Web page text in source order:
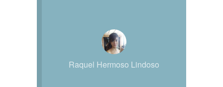
Raquel Hermoso Lindoso